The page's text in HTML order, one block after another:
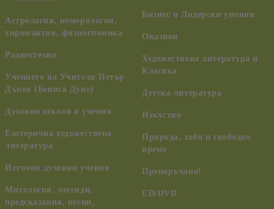
Астрология, номерология,
хиромантия, физиогномика
Радиестезия
Учението на Учителя Петър
Дънов (Беинса Дуно)
Духовни школи и учения
Езотерична художествена
литература
Източни духовни учения
Митология, легенди,
предсказания, песни,
Бизнес и Лидерски умения
Оказион
Художествена литература и
Класика
Детска литература
Изкуство
Природа, хоби и свободно
време
Препоръчано!
CD/DVD